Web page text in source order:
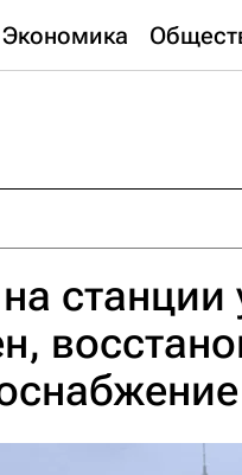
Экономика
станции